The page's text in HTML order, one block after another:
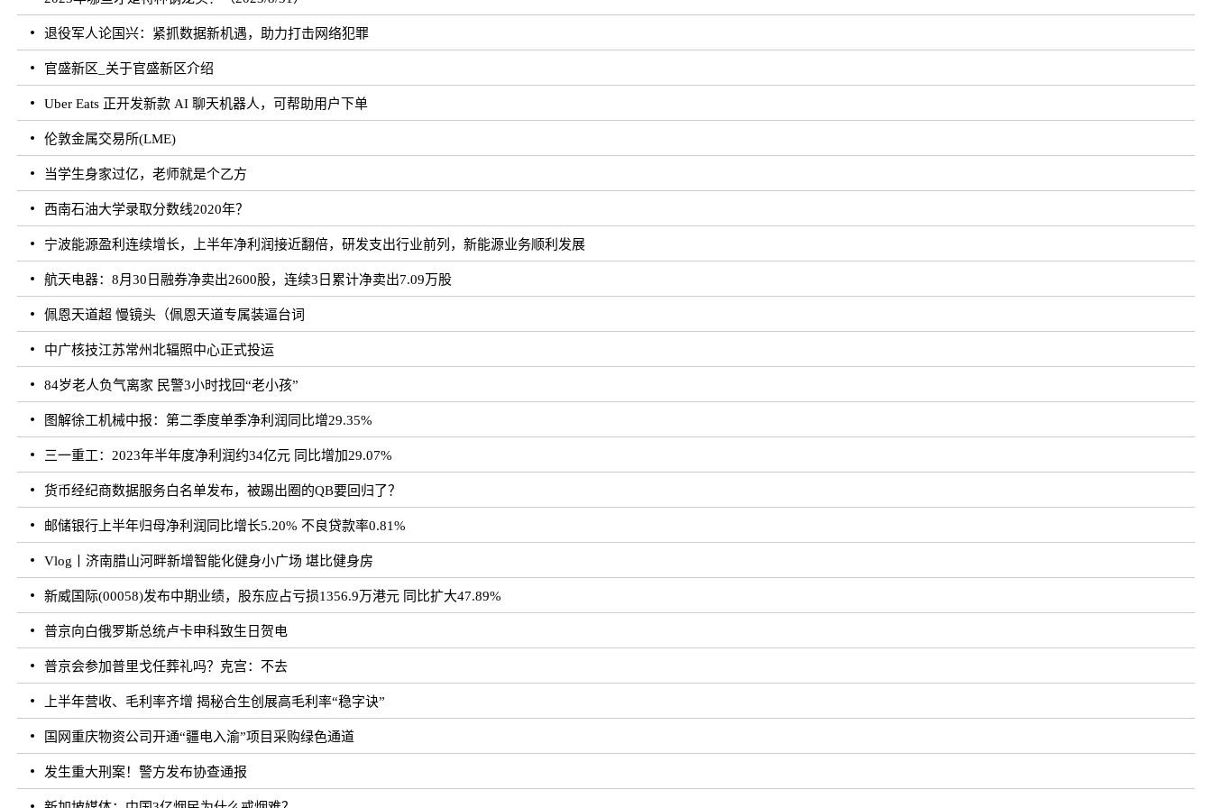
退役军人论国兴：紧抓数据新机遇，助力打击网络犯罪
官盛新区_关于官盛新区介绍
Uber Eats 正开发新款 AI 聊天机器人，可帮助用户下单
伦敦金属交易所(LME)
当学生身家过亿，老师就是个乙方
西南石油大学录取分数线2020年？
宁波能源盈利连续增长，上半年净利润接近翻倍，研发支出行业前列，新能源业务顺利发展
航天电器：8月30日融券净卖出2600股，连续3日累计净卖出7.09万股
佩恩天道超 慢镜头（佩恩天道专属装逼台词
中广核技江苏常州北辐照中心正式投运
84岁老人负气离家 民警3小时找回“老小孩”
图解徐工机械中报：第二季度单季净利润同比增29.35%
三一重工：2023年半年度净利润约34亿元 同比增加29.07%
货币经纪商数据服务白名单发布，被踢出圈的QB要回归了？
邮储银行上半年归母净利润同比增长5.20% 不良贷款率0.81%
Vlog丨济南腊山河畔新增智能化健身小广场 堪比健身房
新威国际(00058)发布中期业绩，股东应占亏损1356.9万港元 同比扩大47.89%
普京向白俄罗斯总统卢卡申科致生日贺电
普京会参加普里戈任葬礼吗？克宫：不去
上半年营收、毛利率齐增 揭秘合生创展高毛利率“稳字诀”
国网重庆物资公司开通“疆电入渝”项目采购绿色通道
发生重大刑案！警方发布协查通报